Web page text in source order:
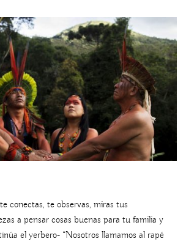
conectas, te observas, miras tus
a pensar cosas buenas para tu familia y
el yerbero- “Nosotros llamamos al rapé